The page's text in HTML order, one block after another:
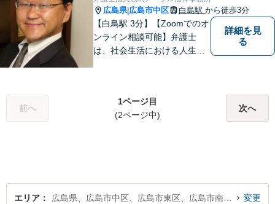
ぜひお気軽にご相談くださ
い。
広島県|広島市中区 白島駅 から徒歩3分
【白鳥駅 3分】【Zoomでのオ
ンライン相談可能】弁護士
は、社会生活における人生の
整えておりますので、困った
とき、迷ったときはお気軽に
詳細を見
る
前へ
1ページ目
(2ページ中)
次へ
エリア 変更